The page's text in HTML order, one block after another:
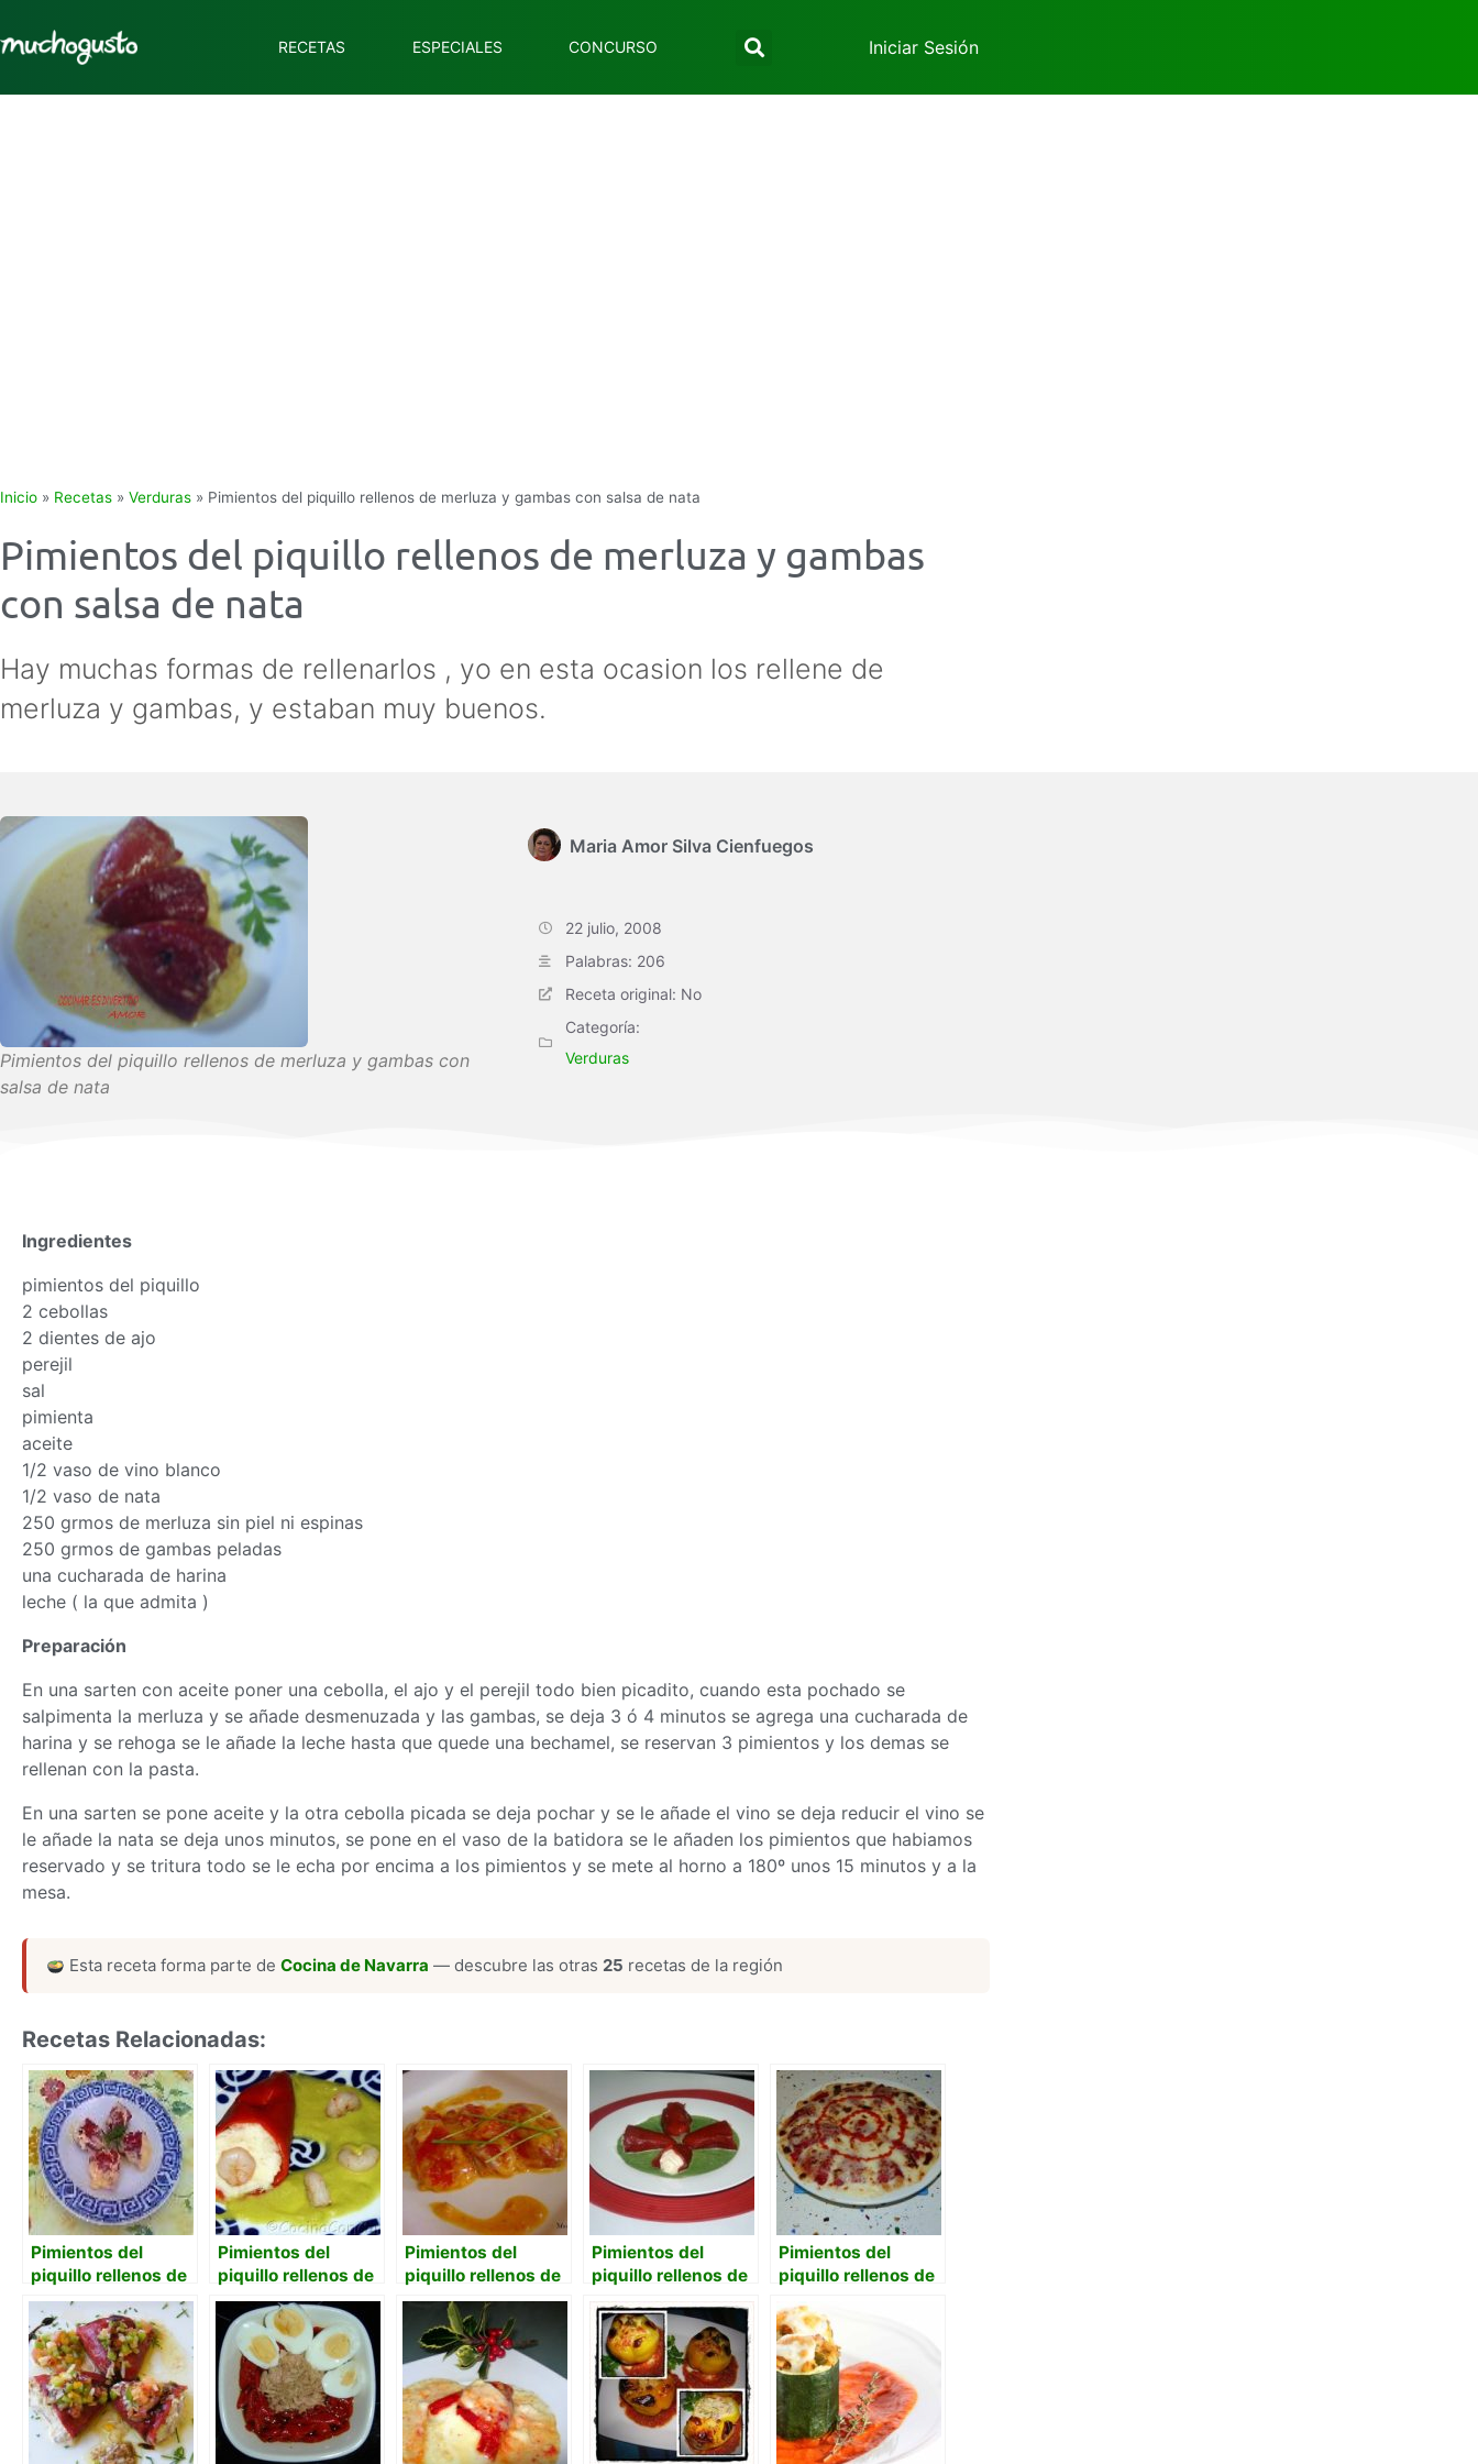
RECETAS ESPECIALES CONCURSO Iniciar Sesión
Inicio » Recetas » Verduras » Pimientos del piquillo rellenos de merluza y gambas con salsa de nata
Pimientos del piquillo rellenos de merluza y gambas
con salsa de nata
Hay muchas formas de rellenarlos , yo en esta ocasion los rellene de
merluza y gambas, y estaban muy buenos.
Pimientos del piquillo rellenos de merluza y gambas con
salsa de nata
Maria Amor Silva Cienfuegos
22 julio, 2008
Palabras: 206
Receta original: No
Categoría:
Verduras
Ingredientes
pimientos del piquillo
2 cebollas
2 dientes de ajo
perejil
sal
pimienta
aceite
1/2 vaso de vino blanco
1/2 vaso de nata
250 grmos de merluza sin piel ni espinas
250 grmos de gambas peladas
una cucharada de harina
leche ( la que admita )
Preparación
En una sarten con aceite poner una cebolla, el ajo y el perejil todo bien picadito, cuando esta pochado se
salpimenta la merluza y se añade desmenuzada y las gambas, se deja 3 ó 4 minutos se agrega una cucharada de
harina y se rehoga se le añade la leche hasta que quede una bechamel, se reservan 3 pimientos y los demas se
rellenan con la pasta.
En una sarten se pone aceite y la otra cebolla picada se deja pochar y se le añade el vino se deja reducir el vino se
le añade la nata se deja unos minutos, se pone en el vaso de la batidora se le añaden los pimientos que habiamos
reservado y se tritura todo se le echa por encima a los pimientos y se mete al horno a 180º unos 15 minutos y a la
mesa.
Esta receta forma parte deCocina de Navarra — descubre las otras 25 recetas de la región
Recetas Relacionadas:
Pimientos del
piquillo rellenos de
merluza y gambas
con bechamel
Pimientos del
piquillo rellenos de
raya en salsa de
pimiento verde
Pimientos del
piquillo rellenos de
bacalao en salsa de
chile
Pimientos del
piquillo rellenos de
brandada de
bacalao y salsa de
espinacas
Pimientos del
piquillo rellenos de